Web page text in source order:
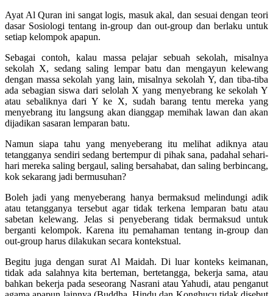
Ayat Al Quran ini sangat logis, masuk akal, dan sesuai dengan teori
dasar Sosiologi tentang ­in-group dan out-group dan berlaku untuk
setiap kelompok apapun.
Sebagai contoh, kalau massa pelajar sebuah sekolah, misalnya
sekolah X, sedang saling lempar batu dan mengayun kelewang
dengan massa sekolah yang lain, misalnya sekolah Y, dan tiba-tiba
ada sebagian siswa dari selolah X yang menyebrang ke sekolah Y
atau sebaliknya dari Y ke X, sudah barang tentu mereka yang
menyebrang itu langsung akan dianggap memihak lawan dan akan
dijadikan sasaran lemparan batu.
Namun siapa tahu yang menyeberang itu melihat adiknya atau
tetangganya sendiri sedang bertempur di pihak sana, padahal sehari-
hari mereka saling bergaul, saling bersahabat, dan saling berbincang,
kok sekarang jadi bermusuhan?
Boleh jadi yang menyeberang hanya bermaksud melindungi adik
atau tetangganya tersebut agar tidak terkena lemparan batu atau
sabetan kelewang. Jelas si penyeberang tidak bermaksud untuk
berganti kelompok. Karena itu pemahaman tentang ­in-group dan
out-group harus dilakukan secara kontekstual.
Begitu juga dengan surat Al Maidah. Di luar konteks keimanan,
tidak ada salahnya kita berteman, bertetangga, bekerja sama, atau
bahkan bekerja pada seseorang Nasrani atau Yahudi, atau penganut